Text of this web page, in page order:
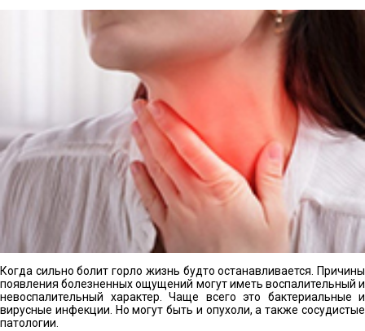
Когда сильно болит горло жизнь будто останавливается. Причины
появления болезненных ощущений могут иметь воспалительный и
невоспалительный характер. Чаще всего это бактериальные и
вирусные инфекции. Но могут быть и опухоли, а также сосудистые
патологии.